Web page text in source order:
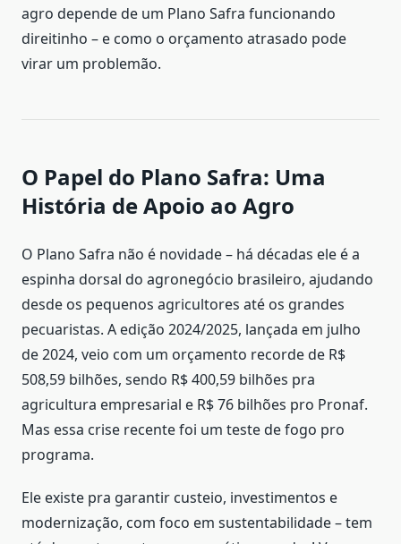
agro depende de um Plano Safra funcionando
direitinho – e como o orçamento atrasado pode
virar um problemão.
O Papel do Plano Safra: Uma
História de Apoio ao Agro
O Plano Safra não é novidade – há décadas ele é a
espinha dorsal do agronegócio brasileiro, ajudando
desde os pequenos agricultores até os grandes
pecuaristas. A edição 2024/2025, lançada em julho
de 2024, veio com um orçamento recorde de R$
508,59 bilhões, sendo R$ 400,59 bilhões pra
agricultura empresarial e R$ 76 bilhões pro Pronaf.
Mas essa crise recente foi um teste de fogo pro
programa.
Ele existe pra garantir custeio, investimentos e
modernização, com foco em sustentabilidade – tem